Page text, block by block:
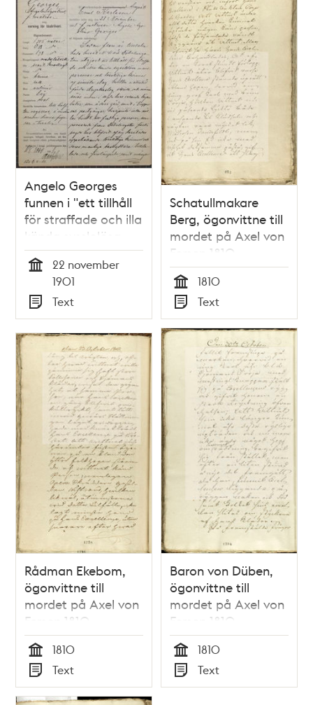
Angelo Georges
funnen i "ett tillhåll
för straffade och illa
kända sysslolösa
manspersoner och
lösaktiga kvinnor af
sämsta slag"
22 november
1901
Typ
Text
Schatullmakare
Berg, ögonvittne till
mordet på Axel von
Fersen 1810
Tid
1810
Typ
Text
Rådman Ekebom,
ögonvittne till
mordet på Axel von
Fersen 1810
Tid
1810
Typ
Text
Baron von Düben,
ögonvittne till
mordet på Axel von
Fersen 1810
Tid
1810
Typ
Text